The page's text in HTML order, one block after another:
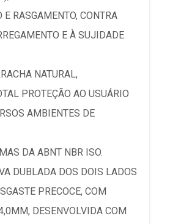
E RASGAMENTO, CONTRA
E À SUJIDADE
NATURAL,
PROTEÇÃO AO USUÁRIO
AMBIENTES DE
DA ABNT NBR ISO.
DUBLADA DOS DOIS LADOS
PRECOCE, COM
DESENVOLVIDA COM